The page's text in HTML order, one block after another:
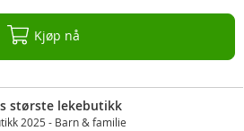
Kjøp nå
største lekebutikk
2025 - Barn & familie